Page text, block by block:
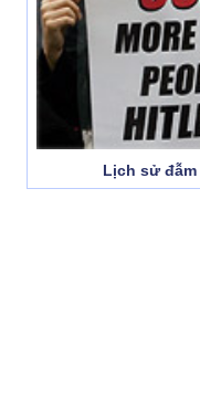
Lịch sử đẫm